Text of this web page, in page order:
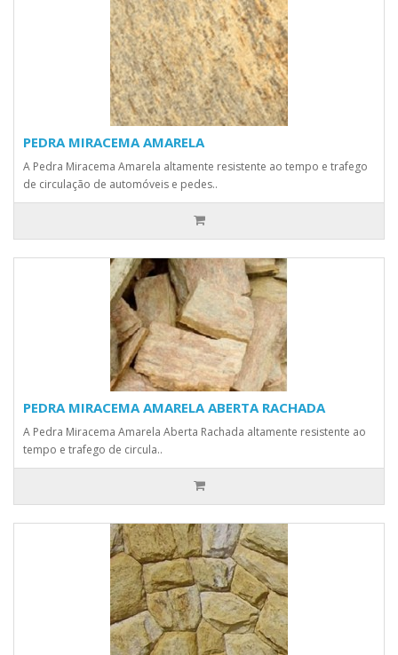
PEDRA MIRACEMA AMARELA
A Pedra Miracema Amarela altamente resistente ao tempo e trafego
de circulação de automóveis e pedes..
PEDRA MIRACEMA AMARELA ABERTA RACHADA
A Pedra Miracema Amarela Aberta Rachada altamente resistente ao
tempo e trafego de circula..